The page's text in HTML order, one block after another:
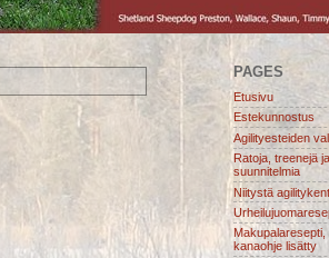
PAGES
Etusivu
Estekunnostus
Agilityesteiden
Ratoja, treenejä ja
suunnitelmia
Niitystä
Makupalaresepti,
kanaohje lisätty